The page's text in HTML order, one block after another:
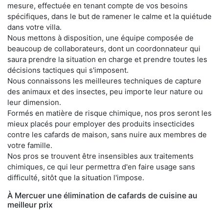
mesure, effectuée en tenant compte de vos besoins
spécifiques, dans le but de ramener le calme et la quiétude
dans votre villa.
Nous mettons à disposition, une équipe composée de
beaucoup de collaborateurs, dont un coordonnateur qui
saura prendre la situation en charge et prendre toutes les
décisions tactiques qui s'imposent.
Nous connaissons les meilleures techniques de capture
des animaux et des insectes, peu importe leur nature ou
leur dimension.
Formés en matière de risque chimique, nos pros seront les
mieux placés pour employer des produits insecticides
contre les cafards de maison, sans nuire aux membres de
votre famille.
Nos pros se trouvent être insensibles aux traitements
chimiques, ce qui leur permettra d'en faire usage sans
difficulté, sitôt que la situation l'impose.
À Mercuer une élimination de cafards de cuisine au
meilleur prix